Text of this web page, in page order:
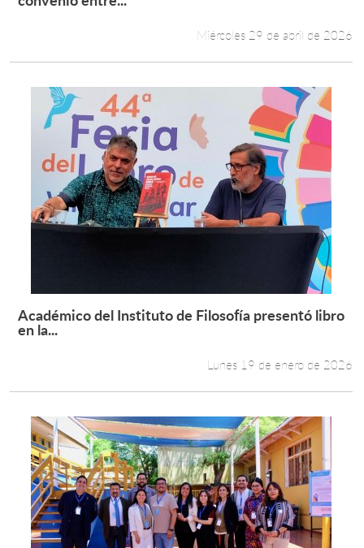
Funcionarios
Alumni
English
Miércoles 29 de abril de 2026
Leer más +
Académico del Instituto de Filosofía presentó libro
en la...
Lunes 19 de enero de 2026